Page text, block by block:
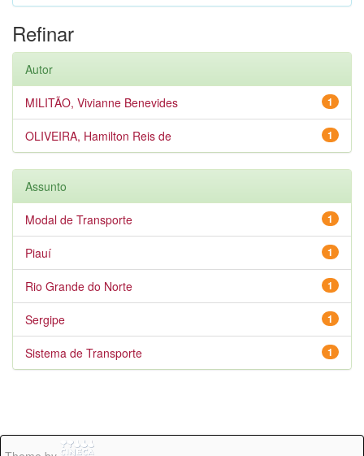
Refinar
Autor
1
MILITÃO, Vivianne Benevides
1
OLIVEIRA, Hamilton Reis de
Assunto
1
Modal de Transporte
1
Piauí
1
Rio Grande do Norte
1
Sergipe
1
Sistema de Transporte